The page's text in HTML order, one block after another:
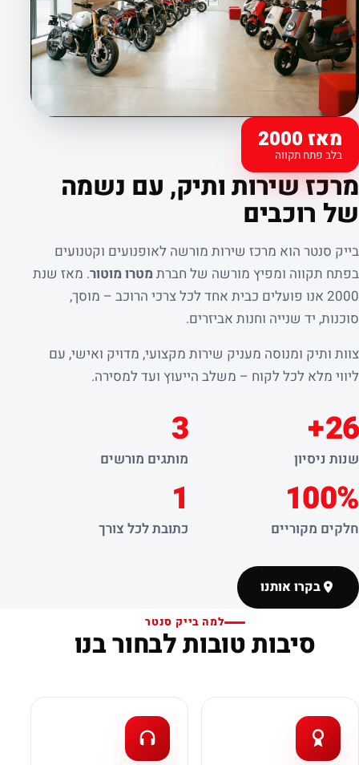
מאז 2000
בלב פתח תקווה
קצת עלינו
מרכז שירות ותיק, עם נשמה
של רוכבים
בייק סנטר הוא מרכז שירות מורשה לאופנועים וקטנועים
בפתח תקווה ומפיץ מורשה של חברת מטרו מוטור. מאז שנת
2000 אנו פועלים כבית אחד לכל צרכי הרוכב – מוסך,
סוכנות, יד שנייה וחנות אביזרים.
צוות ותיק ומנוסה מעניק שירות מקצועי, מדויק ואישי, עם
ליווי מלא לכל לקוח – משלב הייעוץ ועד למסירה.
26+
שנות ניסיון
3
מותגים מורשים
100%
חלקים מקוריים
1
כתובת לכל צורך
בקרו אותנו
למה בייק סנטר
סיבות טובות לבחור בנו